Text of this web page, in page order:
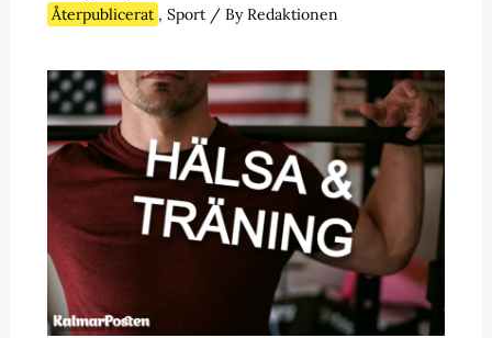
Återpublicerat , Sport/ ByRedaktionen